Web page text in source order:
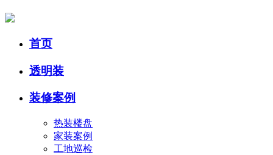
首页
透明装
装修案例
热装楼盘
家装案例
工地巡检